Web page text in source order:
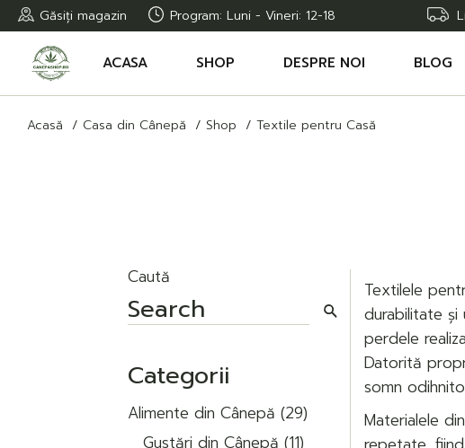
Treci
conținut
Găsiți magazin Program: Luni - Vineri: 12-18
ACASA SHOP
EXTRACTE CBD
MAI MULT
DESPRE NOI
SERVICIILE NOASTRE
BLOG
Acasă Casa din Cânepă Shop Textile pentru Casă
Textilele
durabilitate
perdele
Datorită
somn
Materialele
Caută
Categorii
Alimente din Cânepă 2929
de
produse
Gustări din Cânepă 1111